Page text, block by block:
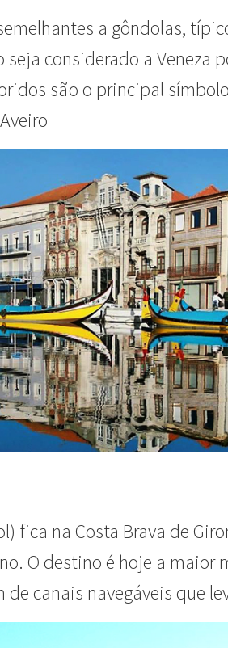
a gôndolas,
considerado a Veneza
são o principal
fica na Costa Brava de
O destino é hoje a maior
canais navegáveis que